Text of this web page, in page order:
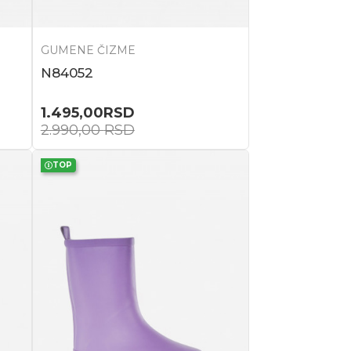
GUMENE ČIZME
N84052
1.495,00RSD
2.990,00RSD
TOP